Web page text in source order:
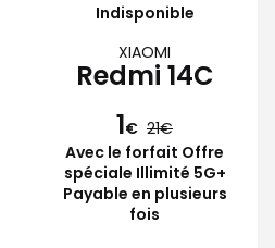
Indisponible
XIAOMI
Redmi 14C
1€ 21
Avec le forfait Offre
spéciale Illimité 5G+
Payable en plusieurs
fois